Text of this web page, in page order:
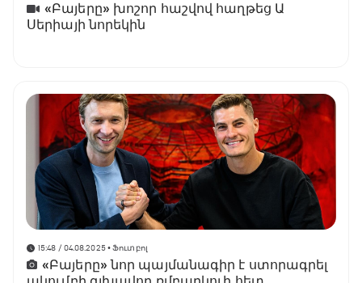
«Բայերը» խոշոր հաշվով հաղթեց Ա
Սերիայի նորեկին
15:48 / 04.08.2025• Ֆուտբոլ
«Բայերը» նոր պայմանագիր է ստորագրել